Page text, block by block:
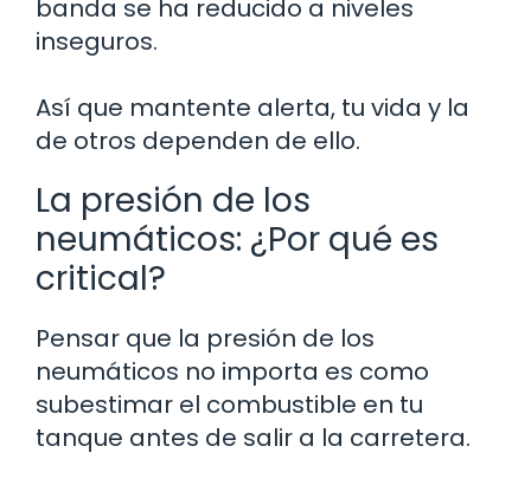
banda se ha reducido a niveles
inseguros.
Así que mantente alerta, tu vida y la
de otros dependen de ello.
La presión de los
neumáticos: ¿Por qué es
critical?
Pensar que la presión de los
neumáticos no importa es como
subestimar el combustible en tu
tanque antes de salir a la carretera.